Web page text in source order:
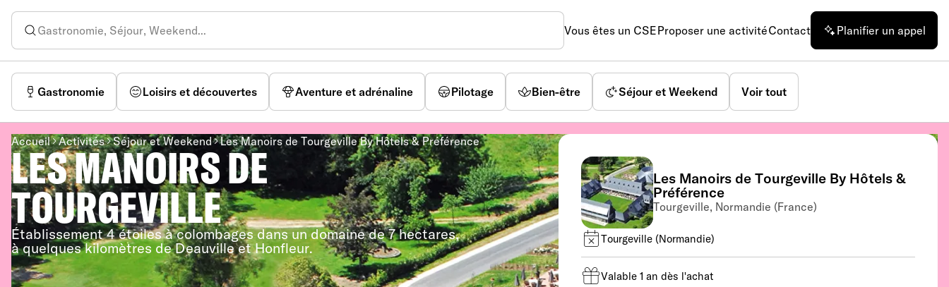
Vous êtes un CSEProposer une activitéContact Planifier un appel
Gastronomie Loisirs et découvertes Aventure et adrénaline Pilotage Bien-être Séjour et Weekend Voir tout
Accueil Activités Séjour et Weekend Les Manoirs de Tourgeville By Hôtels & Préférence
LES MANOIRS DE
TOURGEVILLE
Établissement 4 étoiles à colombages dans un domaine de 7 hectares,
à quelques kilomètres de Deauville et Honfleur.
Les Manoirs de Tourgeville By Hôtels &
Préférence
Tourgeville, Normandie (France)
Tourgeville (Normandie)
Valable 1 an dès l'achat